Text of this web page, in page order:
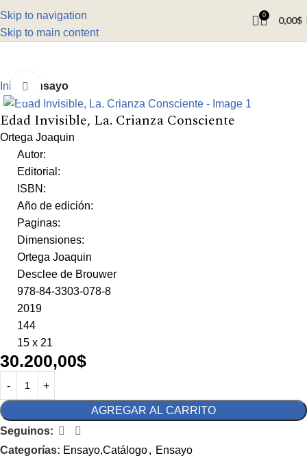
Skip to navigation
Skip to main content
0 0,00$
Inicio Ensayo
Click to enlarge
Edad Invisible, La. Crianza Consciente
Ortega Joaquin
Autor:
Editorial:
ISBN:
Año de edición:
Paginas:
Dimensiones:
Ortega Joaquin
Desclee de Brouwer
978-84-3303-078-8
2019
144
15 x 21
30.200,00$
AGREGAR AL CARRITO
Seguinos:
Categorías: Ensayo,Catálogo, Ensayo